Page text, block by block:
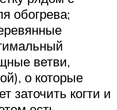
обогрева;
ветви,
о которые
заточить когти и